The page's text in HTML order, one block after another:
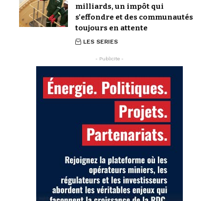
milliards, un impôt qui
s’effondre et des communautés
toujours en attente
LES SERIES
- Publicite -